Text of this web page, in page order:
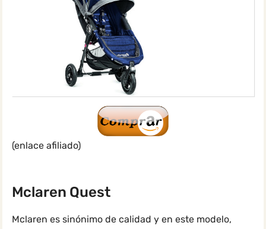
(enlace afiliado)
Mclaren Quest
Mclaren es sinónimo de calidad y en este modelo,